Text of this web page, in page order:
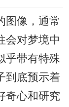
图像，通常
会对梦境中
乎带有特殊
到底预示着
奇心和研究